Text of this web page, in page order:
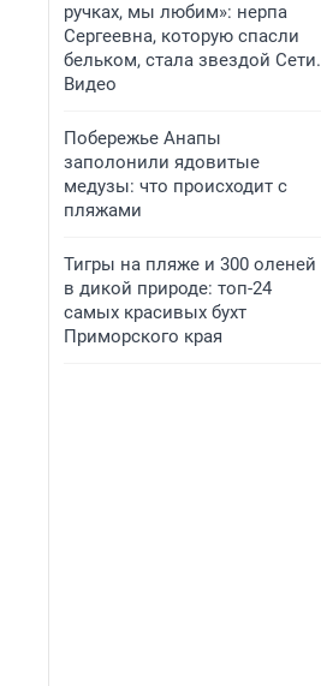
ручках, мы любим»: нерпа
Сергеевна, которую спасли
бельком, стала звездой Сети.
Видео
Побережье Анапы
заполонили ядовитые
медузы: что происходит с
пляжами
Тигры на пляже и 300 оленей
в дикой природе: топ-24
самых красивых бухт
Приморского края